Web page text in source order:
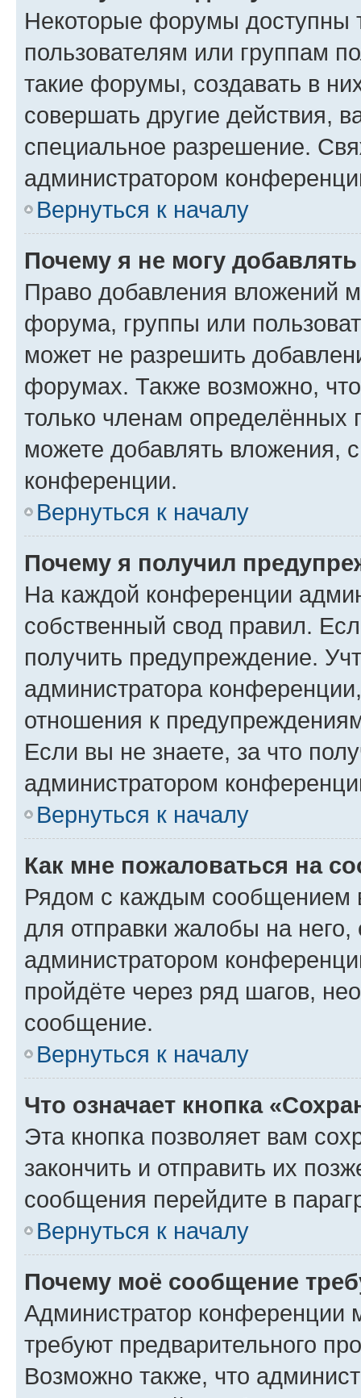
Некоторые форумы доступны
пользователям или группам
такие форумы, создавать в
совершать другие действия,
специальное разрешение.
администратором
Вернуться к началу
Почему я не могу
Право добавления вложений
форума, группы или
может не разрешить
форумах. Также возможно,
только членам определённых
можете добавлять вложения,
конференции.
Вернуться к началу
Почему я получил
На каждой конференции
собственный свод правил.
получить предупреждение.
администратора
отношения к
Если вы не знаете, за что
администратором
Вернуться к началу
Как мне пожаловаться на
Рядом с каждым сообщением
для отправки жалобы на
администратором
пройдёте через ряд шагов,
сообщение.
Вернуться к началу
Что означает кнопка
Эта кнопка позволяет вам
закончить и отправить их
сообщения перейдите в
Вернуться к началу
Почему моё сообщение
Администратор конференции
требуют предварительного
Возможно также, что